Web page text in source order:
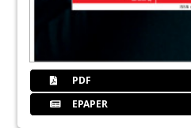
PDF
EPAPER